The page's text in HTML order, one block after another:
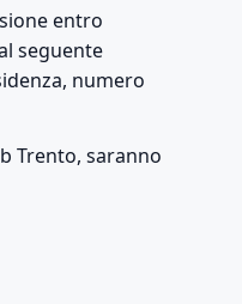
entro
seguente
numero
Trento, saranno